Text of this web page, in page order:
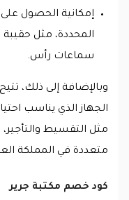
إمكانية الحصول
المحددة، مثل
سماعات رأس.
وبالإضافة إلى ذلك،
الجهاز الذي يناسب
مثل التقسيط
متعددة في المملكة
كود خصم مكتبة جرير